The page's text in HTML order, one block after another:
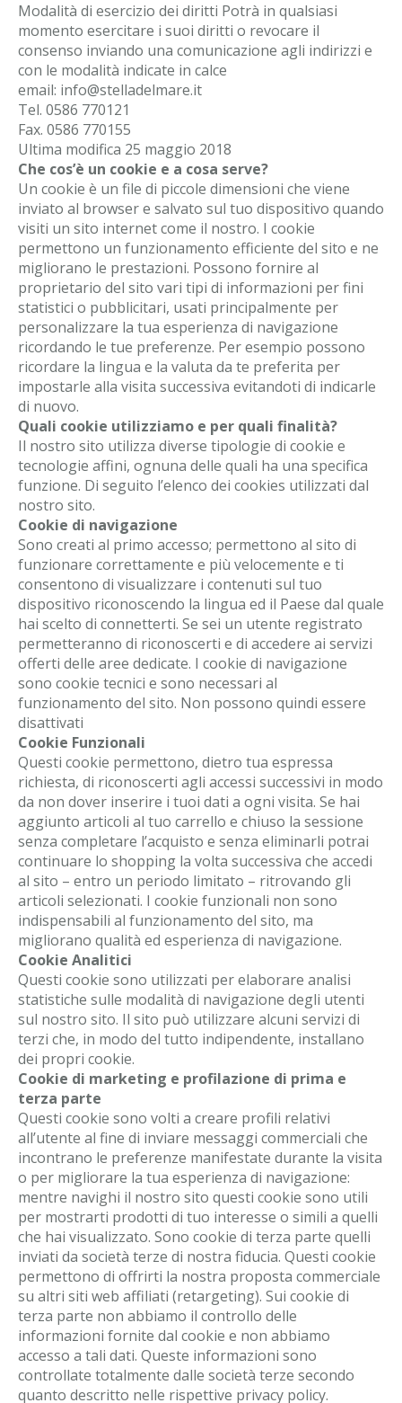
Modalità di esercizio dei diritti Potrà in qualsiasi
momento esercitare i suoi diritti o revocare il
consenso inviando una comunicazione agli indirizzi e
con le modalità indicate in calce
email: info@stelladelmare.it
Tel. 0586 770121
Fax. 0586 770155
Ultima modifica 25 maggio 2018
Che cos’è un cookie e a cosa serve?
Un cookie è un file di piccole dimensioni che viene
inviato al browser e salvato sul tuo dispositivo quando
visiti un sito internet come il nostro. I cookie
permettono un funzionamento efficiente del sito e ne
migliorano le prestazioni. Possono fornire al
proprietario del sito vari tipi di informazioni per fini
statistici o pubblicitari, usati principalmente per
personalizzare la tua esperienza di navigazione
ricordando le tue preferenze. Per esempio possono
ricordare la lingua e la valuta da te preferita per
impostarle alla visita successiva evitandoti di indicarle
di nuovo.
Quali cookie utilizziamo e per quali finalità?
Il nostro sito utilizza diverse tipologie di cookie e
tecnologie affini, ognuna delle quali ha una specifica
funzione. Di seguito l’elenco dei cookies utilizzati dal
nostro sito.
Cookie di navigazione
Sono creati al primo accesso; permettono al sito di
funzionare correttamente e più velocemente e ti
consentono di visualizzare i contenuti sul tuo
dispositivo riconoscendo la lingua ed il Paese dal quale
hai scelto di connetterti. Se sei un utente registrato
permetteranno di riconoscerti e di accedere ai servizi
offerti delle aree dedicate. I cookie di navigazione
sono cookie tecnici e sono necessari al
funzionamento del sito. Non possono quindi essere
disattivati
Cookie Funzionali
Questi cookie permettono, dietro tua espressa
richiesta, di riconoscerti agli accessi successivi in modo
da non dover inserire i tuoi dati a ogni visita. Se hai
aggiunto articoli al tuo carrello e chiuso la sessione
senza completare l’acquisto e senza eliminarli potrai
continuare lo shopping la volta successiva che accedi
al sito – entro un periodo limitato – ritrovando gli
articoli selezionati. I cookie funzionali non sono
indispensabili al funzionamento del sito, ma
migliorano qualità ed esperienza di navigazione.
Cookie Analitici
Questi cookie sono utilizzati per elaborare analisi
statistiche sulle modalità di navigazione degli utenti
sul nostro sito. Il sito può utilizzare alcuni servizi di
terzi che, in modo del tutto indipendente, installano
dei propri cookie.
Cookie di marketing e profilazione di prima e
terza parte
Questi cookie sono volti a creare profili relativi
all’utente al fine di inviare messaggi commerciali che
incontrano le preferenze manifestate durante la visita
o per migliorare la tua esperienza di navigazione:
mentre navighi il nostro sito questi cookie sono utili
per mostrarti prodotti di tuo interesse o simili a quelli
che hai visualizzato. Sono cookie di terza parte quelli
inviati da società terze di nostra fiducia. Questi cookie
permettono di offrirti la nostra proposta commerciale
su altri siti web affiliati (retargeting). Sui cookie di
terza parte non abbiamo il controllo delle
informazioni fornite dal cookie e non abbiamo
accesso a tali dati. Queste informazioni sono
controllate totalmente dalle società terze secondo
quanto descritto nelle rispettive privacy policy.